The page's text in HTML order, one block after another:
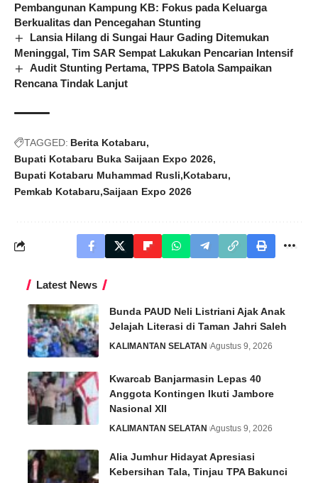
Pembangunan Kampung KB: Fokus pada Keluarga
Berkualitas dan Pencegahan Stunting
Lansia Hilang di Sungai Haur Gading Ditemukan
Meninggal, Tim SAR Sempat Lakukan Pencarian Intensif
Audit Stunting Pertama, TPPS Batola Sampaikan
Rencana Tindak Lanjut
TAGGED: Berita Kotabaru
Bupati Kotabaru Buka Saijaan Expo 2026
Bupati Kotabaru Muhammad Rusli Kotabaru
Pemkab Kotabaru Saijaan Expo 2026
Latest News
Bunda PAUD Neli Listriani Ajak Anak
Jelajah Literasi di Taman Jahri Saleh
KALIMANTAN SELATAN Agustus 9, 2026
Kwarcab Banjarmasin Lepas 40
Anggota Kontingen Ikuti Jambore
Nasional XII
KALIMANTAN SELATAN Agustus 9, 2026
Alia Jumhur Hidayat Apresiasi
Kebersihan Tala, Tinjau TPA Bakunci